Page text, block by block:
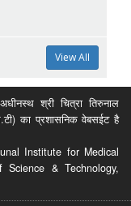
View All
श्री चित्रा तिरुनाल
का प्रशासनिक वेबसईट है
Institute for Medical
& Technology,